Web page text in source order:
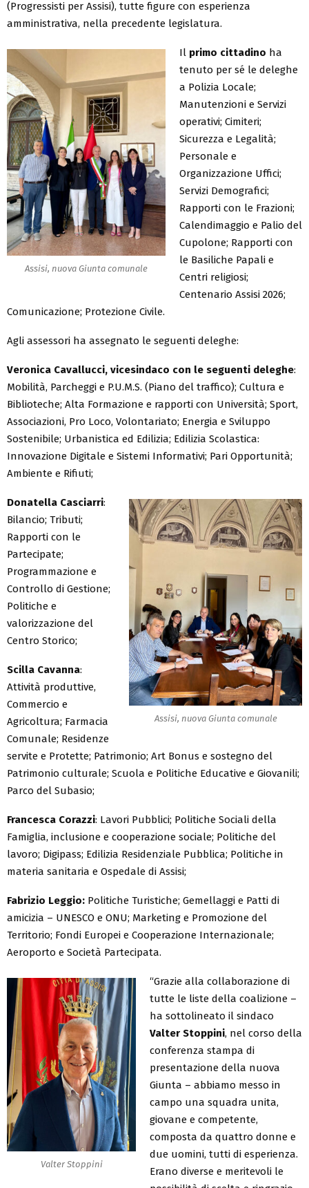
(Progressisti per Assisi), tutte figure con esperienza
amministrativa, nella precedente legislatura.
Assisi, nuova Giunta comunale
Il primo cittadino ha
tenuto per sé le deleghe
a Polizia Locale;
Manutenzioni e Servizi
operativi; Cimiteri;
Sicurezza e Legalità;
Personale e
Organizzazione Uffici;
Servizi Demografici;
Rapporti con le Frazioni;
Calendimaggio e Palio del
Cupolone; Rapporti con
le Basiliche Papali e
Centri religiosi;
Centenario Assisi 2026;
Comunicazione; Protezione Civile.
Agli assessori ha assegnato le seguenti deleghe:
Veronica Cavallucci, vicesindaco con le seguenti deleghe:
Mobilità, Parcheggi e P.U.M.S. (Piano del traffico); Cultura e
Biblioteche; Alta Formazione e rapporti con Università; Sport,
Associazioni, Pro Loco, Volontariato; Energia e Sviluppo
Sostenibile; Urbanistica ed Edilizia; Edilizia Scolastica:
Innovazione Digitale e Sistemi Informativi; Pari Opportunità;
Ambiente e Rifiuti;
Assisi, nuova Giunta comunale
Donatella Casciarri:
Bilancio; Tributi;
Rapporti con le
Partecipate;
Programmazione e
Controllo di Gestione;
Politiche e
valorizzazione del
Centro Storico;
Scilla Cavanna:
Attività produttive,
Commercio e
Agricoltura; Farmacia
Comunale; Residenze
servite e Protette; Patrimonio; Art Bonus e sostegno del
Patrimonio culturale; Scuola e Politiche Educative e Giovanili;
Parco del Subasio;
Francesca Corazzi: Lavori Pubblici; Politiche Sociali della
Famiglia, inclusione e cooperazione sociale; Politiche del
lavoro; Digipass; Edilizia Residenziale Pubblica; Politiche in
materia sanitaria e Ospedale di Assisi;
Fabrizio Leggio: Politiche Turistiche; Gemellaggi e Patti di
amicizia – UNESCO e ONU; Marketing e Promozione del
Territorio; Fondi Europei e Cooperazione Internazionale;
Aeroporto e Società Partecipata.
Valter Stoppini
“Grazie alla collaborazione di
tutte le liste della coalizione –
ha sottolineato il sindaco
Valter Stoppini, nel corso della
conferenza stampa di
presentazione della nuova
Giunta – abbiamo messo in
campo una squadra unita,
giovane e competente,
composta da quattro donne e
due uomini, tutti di esperienza.
Erano diverse e meritevoli le